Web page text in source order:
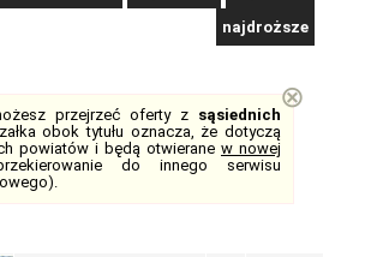
najdroższe
przejrzeć oferty z sąsiednich
obok tytułu oznacza, że dotyczą
powiatów i będą otwierane w nowej
do innego serwisu
⊗